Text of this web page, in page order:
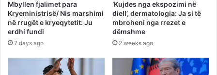
Mbyllen fjalimet para
Kryeministrisë/ Nis marshimi
në rrugët e kryeqytetit: Ju
erdhi fundi
7 days ago
‘Kujdes nga ekspozimi në
diell’, dermatologia: Ja si të
mbroheni nga rrezet e
dëmshme
2 weeks ago